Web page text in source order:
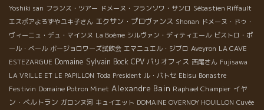
Yoshiki san フランス・ツアー ドメーヌ・フランソワ・サンロ Sébastien Riffault
エスポアよろずやユキ子さん エクサン・プロヴァンス Shonan ドメーヌ・ドゥ・
ヴィーニュ・デュ・マインヌ La Boème シルヴァン・ディティエール ビストロ・ポ
ール・ベール ボージョロワーズ試飲会 エマニュエル・ジブロ Aveyron LA CAVE
ESTEZARGUE Domaine Sylvain Bock CPV パリオフィス 西尾さん Fujisawa
LA VRILLE ET LE PAPILLON Toda President ル・バトセ Ebisu Bonastre
Festivin Domaine Potron Minet Alexandre Bain Raphael Champier イヤ
ン・ベルトラン ガロンヌ河 キュイエット DOMAINE OVERNOY HOUILLON Cuvée